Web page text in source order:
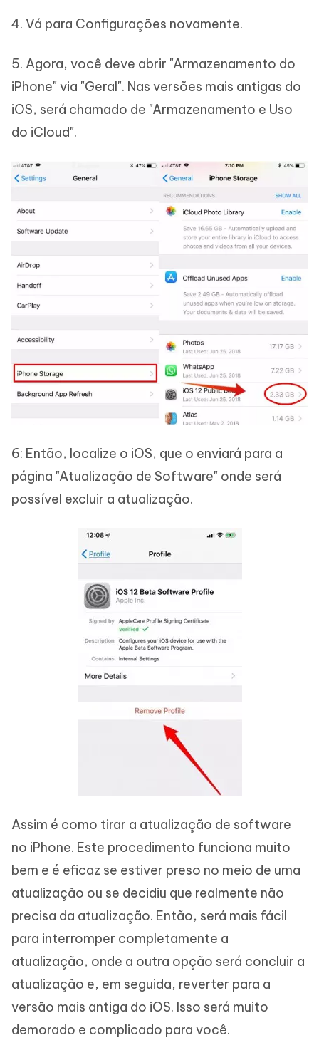
4. Vá para Configurações novamente.
5. Agora, você deve abrir "Armazenamento do
iPhone" via "Geral". Nas versões mais antigas do
iOS, será chamado de "Armazenamento e Uso
do iCloud".
6: Então, localize o iOS, que o enviará para a
página "Atualização de Software" onde será
possível excluir a atualização.
Assim é como tirar a atualização de software
no iPhone. Este procedimento funciona muito
bem e é eficaz se estiver preso no meio de uma
atualização ou se decidiu que realmente não
precisa da atualização. Então, será mais fácil
para interromper completamente a
atualização, onde a outra opção será concluir a
atualização e, em seguida, reverter para a
versão mais antiga do iOS. Isso será muito
demorado e complicado para você.